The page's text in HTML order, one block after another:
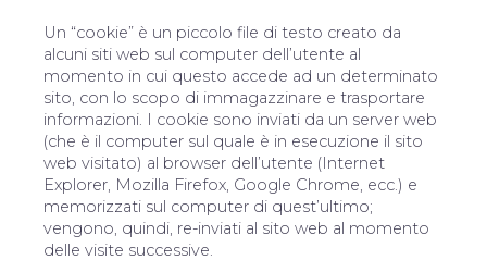
Un “cookie” è un piccolo file di testo creato da
alcuni siti web sul computer dell’utente al
momento in cui questo accede ad un determinato
sito, con lo scopo di immagazzinare e trasportare
informazioni. I cookie sono inviati da un server web
(che è il computer sul quale è in esecuzione il sito
web visitato) al browser dell’utente (Internet
Explorer, Mozilla Firefox, Google Chrome, ecc.) e
memorizzati sul computer di quest’ultimo;
vengono, quindi, re-inviati al sito web al momento
delle visite successive.